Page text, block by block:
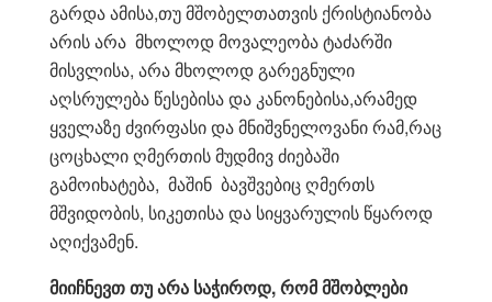
გარდა ამისა,თუ მშობელთათვის ქრისტიანობა
არის არა მხოლოდ მოვალეობა ტაძარში
მისვლისა, არა მხოლოდ გარეგნული
აღსრულება წესებისა და კანონებისა,არამედ
ყველაზე ძვირფასი და მნიშვნელოვანი რამ,რაც
ცოცხალი ღმერთის მუდმივ ძიებაში
გამოიხატება, მაშინ ბავშვებიც ღმერთს
მშვიდობის, სიკეთისა და სიყვარულის წყაროდ
აღიქვამენ.
მიიჩნევთ თუ არა საჭიროდ, რომ მშობლები